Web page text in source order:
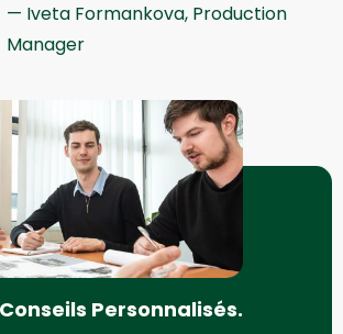
Iveta Formankova, Production
Manager
Personnalisés.